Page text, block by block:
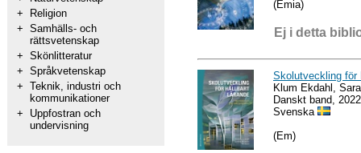
+
Religion
+ Samhälls- och
rättsvetenskap
+ Skönlitteratur
+ Språkvetenskap
+ Teknik, industri och
kommunikationer
+
Uppfostran och
undervisning
(Emia)
Ej i detta
Skolutveckling för
Klum Ekdahl,
Danskt band, 2022
Svenska
(Em)